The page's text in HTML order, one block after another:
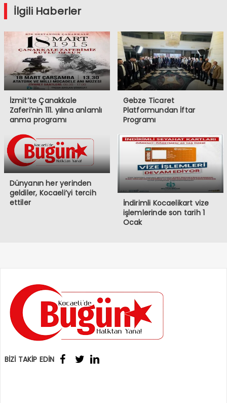
İlgili Haberler
İzmit’te Çanakkale
Zaferi’nin 111. yılına anlamlı
anma programı
Gebze Ticaret
Platformundan İftar
Programı
Dünyanın her yerinden
geldiler, Kocaeli’yi tercih
ettiler
İndirimli Kocaelikart vize
işlemlerinde son tarih 1
Ocak
BİZİ TAKİP EDİN